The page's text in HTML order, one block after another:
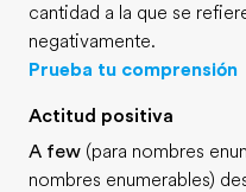
Sobre nosotros
Únete al equipo
cantidad a la que se
negativamente.
Prueba tu comprensión
Actitud positiva
A few (para nombres
nombres enumerables)